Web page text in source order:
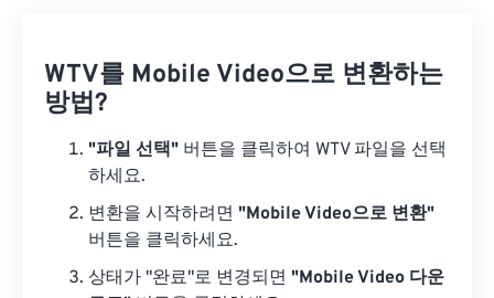
WTV를 Mobile Video으로 변환하는
방법?
"파일 선택" 버튼을 클릭하여 WTV 파일을 선택
하세요.
변환을 시작하려면 "Mobile Video으로 변환"
버튼을 클릭하세요.
상태가 "완료"로 변경되면 "Mobile Video 다운